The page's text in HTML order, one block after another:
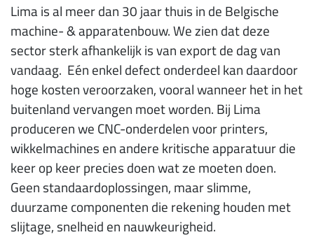
Lima is al meer dan 30 jaar thuis in de Belgische
machine- & apparatenbouw. We zien dat deze
sector sterk afhankelijk is van export de dag van
vandaag. Eén enkel defect onderdeel kan daardoor
hoge kosten veroorzaken, vooral wanneer het in het
buitenland vervangen moet worden. Bij Lima
produceren we CNC-onderdelen voor printers,
wikkelmachines en andere kritische apparatuur die
keer op keer precies doen wat ze moeten doen.
Geen standaardoplossingen, maar slimme,
duurzame componenten die rekening houden met
slijtage, snelheid en nauwkeurigheid.